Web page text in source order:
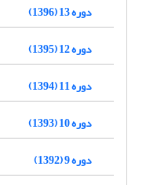
دوره 13 (1396)
دوره 12 (1395)
دوره 11 (1394)
دوره 10 (1393)
دوره 9 (1392)